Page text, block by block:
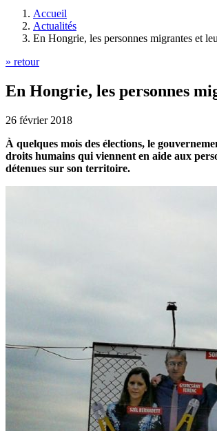
Accueil
Actualités
En Hongrie, les personnes migrantes et
» retour
En Hongrie, les personnes
26 février 2018
À quelques mois des élections, le
droits humains qui viennent en aide aux
détenues sur son territoire.